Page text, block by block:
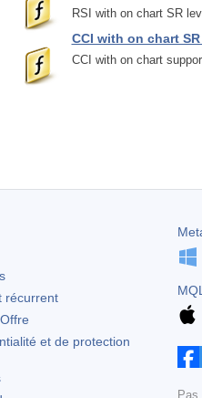
RSI with on chart SR
CCI with on chart
CCI with on chart
récurrent
et de protection
Pas